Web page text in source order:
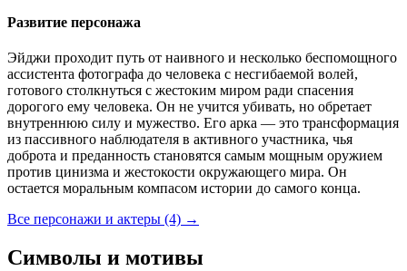
Развитие персонажа
Эйджи проходит путь от наивного и несколько беспомощного
ассистента фотографа до человека с несгибаемой волей,
готового столкнуться с жестоким миром ради спасения
дорогого ему человека. Он не учится убивать, но обретает
внутреннюю силу и мужество. Его арка — это трансформация
из пассивного наблюдателя в активного участника, чья
доброта и преданность становятся самым мощным оружием
против цинизма и жестокости окружающего мира. Он
остается моральным компасом истории до самого конца.
Все персонажи и актеры (4) →
Символы и мотивы